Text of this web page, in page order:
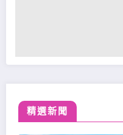
精選新聞